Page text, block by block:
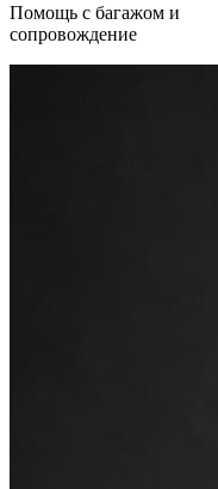
Помощь с багажом и
сопровождение